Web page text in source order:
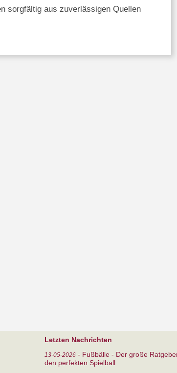
sorgfältig aus zuverlässigen Quellen
Letzten Nachrichten
13-05-2026 - Fußbälle - Der große
den perfekten Spielball